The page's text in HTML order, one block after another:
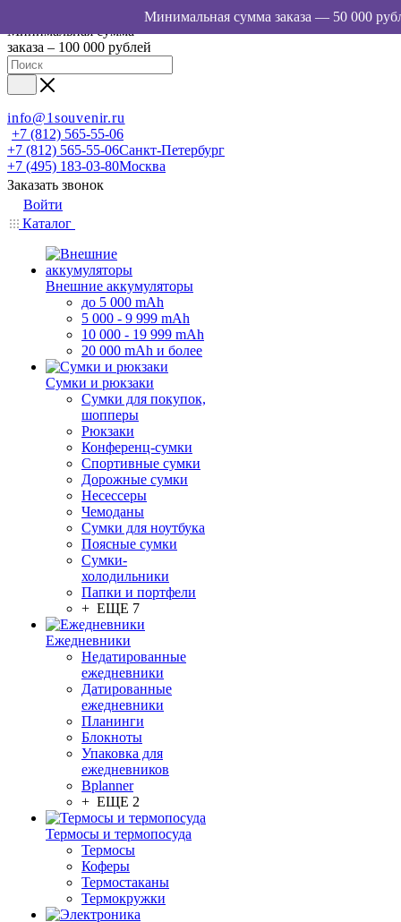
Минимальная сумма
заказа – 100 000 рублей
info@1souvenir.ru
+7 (812) 565-55-06
+7 (812) 565-55-06Санкт-Петербург
+7 (495) 183-03-80Москва
Заказать звонок
Войти
Каталог
Внешние аккумуляторы
до 5 000 mAh
5 000 - 9 999 mAh
10 000 - 19 999 mAh
20 000 mAh и более
Сумки и рюкзаки
Сумки для покупок,
шопперы
Рюкзаки
Конференц-сумки
Спортивные сумки
Дорожные сумки
Несессеры
Чемоданы
Сумки для ноутбука
Поясные сумки
Сумки-
холодильники
Папки и портфели
+ ЕЩЕ 7
Ежедневники
Недатированные
ежедневники
Датированные
ежедневники
Планинги
Блокноты
Упаковка для
ежедневников
Bplanner
+ ЕЩЕ 2
Термосы и термопосуда
Термосы
Коферы
Термостаканы
Термокружки